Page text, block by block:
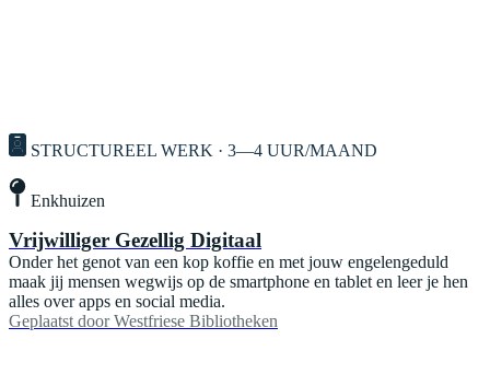
STRUCTUREEL WERK · 3—4 UUR/MAAND
Enkhuizen
Vrijwilliger Gezellig Digitaal
Onder het genot van een kop koffie en met jouw engelengeduld
maak jij mensen wegwijs op de smartphone en tablet en leer je hen
alles over apps en social media.
Geplaatst door Westfriese Bibliotheken